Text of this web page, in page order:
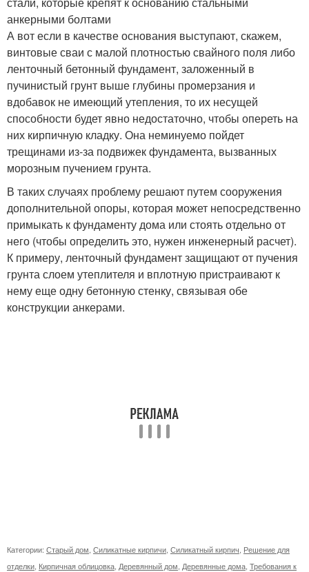
анкерными болтами
А вот если в качестве основания выступают, скажем,
винтовые сваи с малой плотностью свайного поля либо
ленточный бетонный фундамент, заложенный в
пучинистый грунт выше глубины промерзания и
вдобавок не имеющий утепления, то их несущей
способности будет явно недостаточно, чтобы опереть на
них кирпичную кладку. Она неминуемо пойдет
трещинами из-за подвижек фундамента, вызванных
морозным пучением грунта.
В таких случаях проблему решают путем сооружения
дополнительной опоры, которая может непосредственно
примыкать к фундаменту дома или стоять отдельно от
него (чтобы определить это, нужен инженерный расчет).
К примеру, ленточный фундамент защищают от пучения
грунта слоем утеплителя и вплотную пристраивают к
нему еще одну бетонную стенку, связывая обе
конструкции анкерами.
Категории: Старый дом Силикатные кирпичи Силикатный кирпич Решение для
отделки Кирпичная облицовка Деревянный дом Деревянные дома Требования к